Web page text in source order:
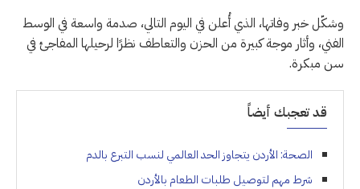
وشكّل خبر وفاتها، الذي أُعلن في اليوم التالي، صدمة واسعة في الوسط
الفني، وأثار موجة كبيرة من الحزن والتعاطف نظرًا لرحيلها المفاجئ في
سن مبكرة.
قد تعجبك أيضاً
الصحة: الأردن يتجاوز الحد العالمي لنسب التبرع بالدم
شرط مهم لتوصيل طلبات الطعام بالأردن